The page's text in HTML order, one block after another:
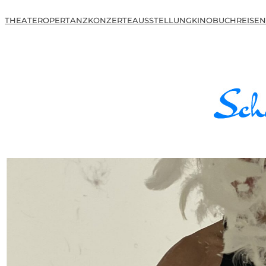
THEATEROPERTANZKONZERTEAUSSTELLUNGKINOBUCHREISEN